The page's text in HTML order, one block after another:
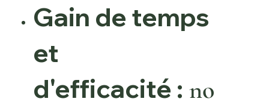
Gain de temps
et
d'efficacité : no